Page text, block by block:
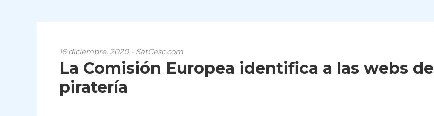
16 diciembre, 2020 - SatCesc.com
La Comisión Europea identifica a las webs de
piratería